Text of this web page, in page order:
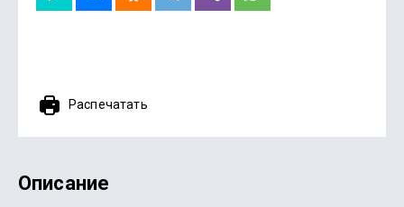
Распечатать
Описание